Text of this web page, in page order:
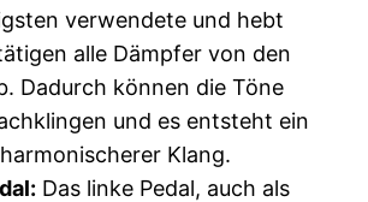
verwendete und hebt
alle Dämpfer von den
Dadurch können die Töne
und es entsteht ein
Klang.
Das linke Pedal, auch als